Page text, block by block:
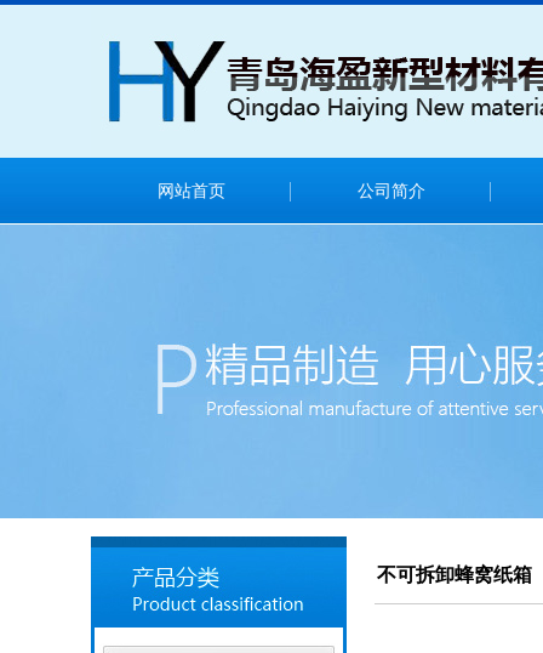
网站首页 公司简介
不可拆卸蜂窝纸箱